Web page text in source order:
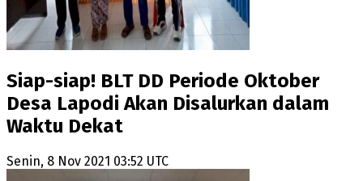
Siap-siap! BLT DD Periode Oktober
Desa Lapodi Akan Disalurkan dalam
Waktu Dekat
Senin, 8 Nov 2021 03:52 UTC